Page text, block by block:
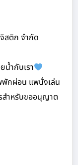
สติก จำกัด
น้ำกับเรา
กผ่อน แพนั่งเล่น
สำหรับขออนุญาต